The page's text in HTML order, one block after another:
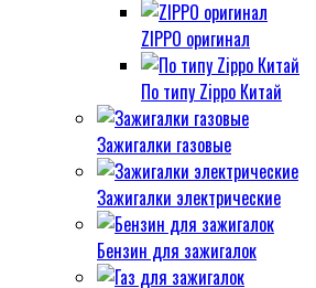
ZIPPO оригинал
По типу Zippo Китай
Зажигалки газовые
Зажигалки электрические
Бензин для зажигалок